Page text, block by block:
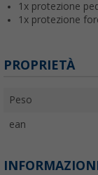
1x protezione
1x protezione
PROPRIETÀ
Peso
ean